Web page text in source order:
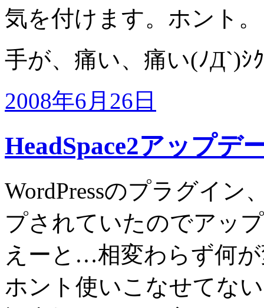
気を付けます。ホント。
手が、痛い、痛い(ﾉД`)ｼ
2008年6月26日
HeadSpace2アップデ
WordPressのプラグイン
プされていたのでアッ
えーと…相変わらず何
ホント使いこなせてな